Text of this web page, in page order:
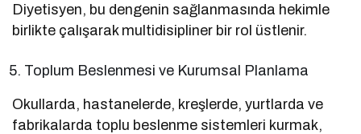
Diyetisyen, bu dengenin sağlanmasında hekimle
birlikte çalışarak multidisipliner bir rol üstlenir.
Toplum Beslenmesi ve Kurumsal Planlama
Okullarda, hastanelerde, kreşlerde, yurtlarda ve
fabrikalarda toplu beslenme sistemleri kurmak,